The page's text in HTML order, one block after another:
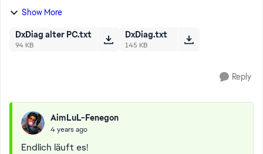
starten will. Drücke ich auf "Spielen" öffnet sich der Sims
Show More
DxDiag alter PC.txt
94 KB
DxDiag.txt
145 KB
Reply
AimLuL-Fenegon
4 years ago
Endlich läuft es!